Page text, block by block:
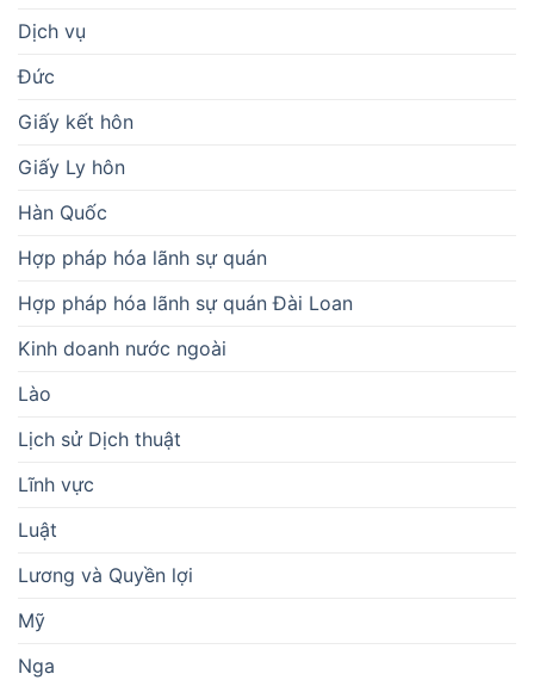
Dịch vụ
Đức
Giấy kết hôn
Giấy Ly hôn
Hàn Quốc
Hợp pháp hóa lãnh sự quán
Hợp pháp hóa lãnh sự quán Đài Loan
Kinh doanh nước ngoài
Lào
Lịch sử Dịch thuật
Lĩnh vực
Luật
Lương và Quyền lợi
Mỹ
Nga